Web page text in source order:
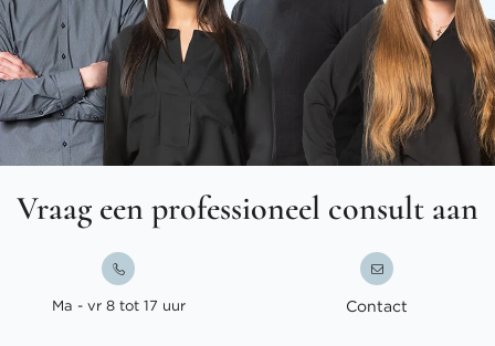
Vraag een professioneel consult aan
Ma - vr 8 tot 17 uur Contact